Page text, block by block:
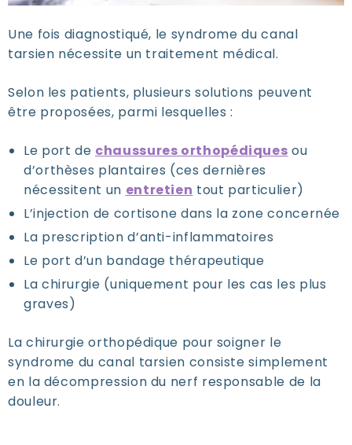
Une fois diagnostiqué, le syndrome du canal
tarsien nécessite un traitement médical.
Selon les patients, plusieurs solutions peuvent
être proposées, parmi lesquelles :
Le port de chaussures orthopédiques ou
d’orthèses plantaires (ces dernières
nécessitent un entretien tout particulier)
L’injection de cortisone dans la zone concernée
La prescription d’anti-inflammatoires
Le port d’un bandage thérapeutique
La chirurgie (uniquement pour les cas les plus
graves)
La chirurgie orthopédique pour soigner le
syndrome du canal tarsien consiste simplement
en la décompression du nerf responsable de la
douleur.